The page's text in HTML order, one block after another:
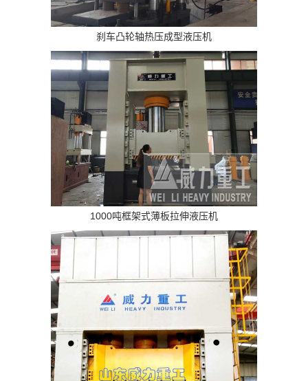
刹车凸轮轴热压成型液压机
1000吨框架式薄板拉伸液压机